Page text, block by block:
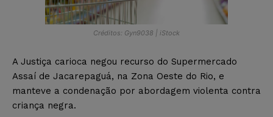
Créditos: Gyn9038 | iStock
A Justiça carioca negou recurso do Supermercado
Assaí de Jacarepaguá, na Zona Oeste do Rio, e
manteve a condenação por abordagem violenta contra
criança negra.